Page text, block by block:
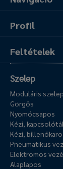
Profil
Feltételek
Szelep
Moduláris
Görgős
Nyomócsapos
Kézi,
Kézi,
Pneumatikus
Elektromos
Alaplapos